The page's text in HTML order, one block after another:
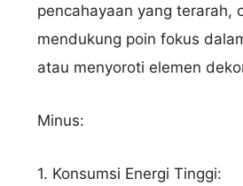
pencahayaan yang terarah,
mendukung poin fokus
atau menyoroti elemen
Minus:
1. Konsumsi Energi Tinggi: